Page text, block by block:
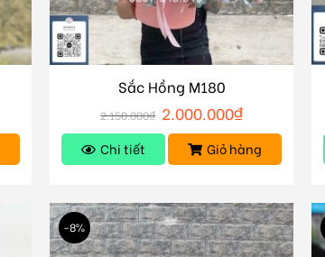
Sắc Hồng M180
2.150.000₫ 2.000.000₫
Chi tiết Giỏ hàng
-8%